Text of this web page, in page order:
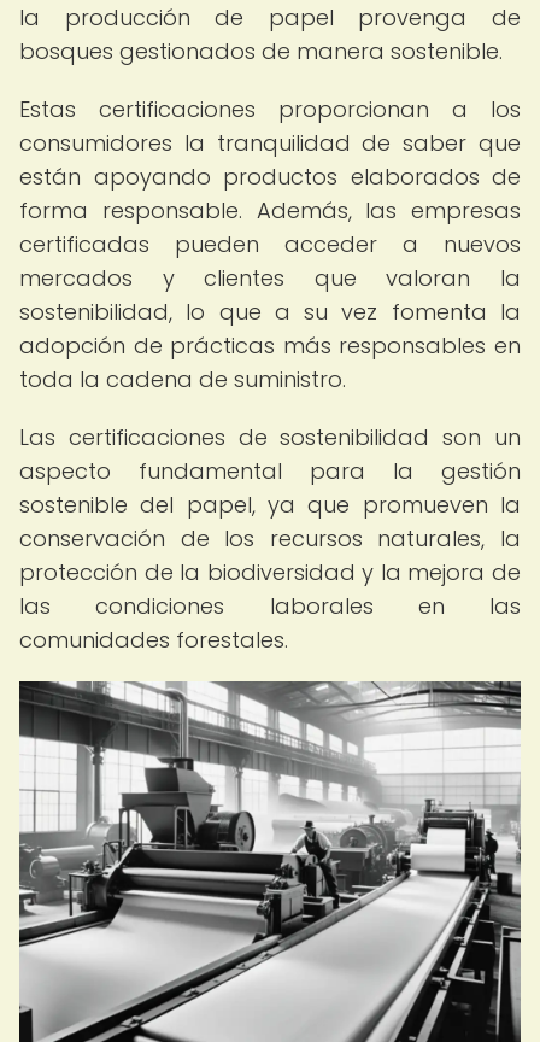
la producción de papel provenga de
bosques gestionados de manera sostenible.
Estas certificaciones proporcionan a los
consumidores la tranquilidad de saber que
están apoyando productos elaborados de
forma responsable. Además, las empresas
certificadas pueden acceder a nuevos
mercados y clientes que valoran la
sostenibilidad, lo que a su vez fomenta la
adopción de prácticas más responsables en
toda la cadena de suministro.
Las certificaciones de sostenibilidad son un
aspecto fundamental para la gestión
sostenible del papel, ya que promueven la
conservación de los recursos naturales, la
protección de la biodiversidad y la mejora de
las condiciones laborales en las
comunidades forestales.